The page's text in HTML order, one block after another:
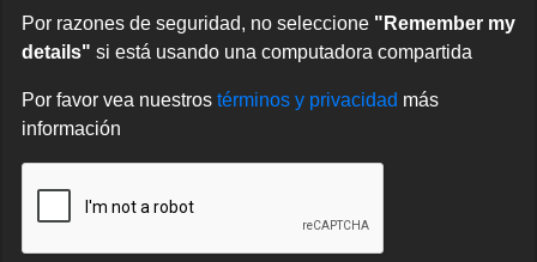
Por razones de seguridad, no seleccione "Remember my
details" si está usando una computadora compartida
Por favor vea nuestros términos y privacidad más
información